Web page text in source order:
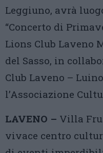
Leggiuno, avrà
“Concerto di
Lions Club Laveno
del Sasso, in
Club Laveno –
l’Associazione
LAVENO – Villa
vivace centro